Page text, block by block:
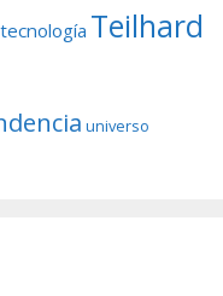
tecnología Teilhard
universo